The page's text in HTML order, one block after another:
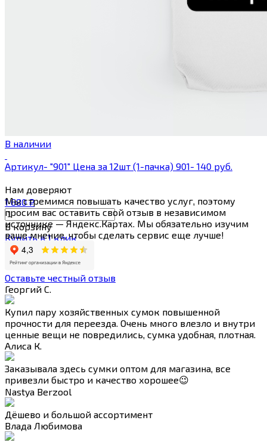
В наличии
Артикул- "901" Цена за 12шт (1-пачка) 901- 140 руб.
1 680₽
В корзину
Купить в 1 клик
Нам доверяют
Мы стремимся повышать качество услуг, поэтому
просим вас оставить свой отзыв в независимом
источнике — Яндекс.Картах. Мы обязательно изучим
ваше мнение, чтобы сделать сервис еще лучше!
Оставьте честный отзыв
Георгий С.
Купил пару хозяйственных сумок повышенной
прочности для переезда. Очень много влезло и внутри
ценные вещи не повредились, сумка удобная, плотная.
Алиса К.
Заказывала здесь сумки оптом для магазина, все
привезли быстро и качество хорошее😉
Nastya Berzool
Дёшево и большой ассортимент
Влада Любимова